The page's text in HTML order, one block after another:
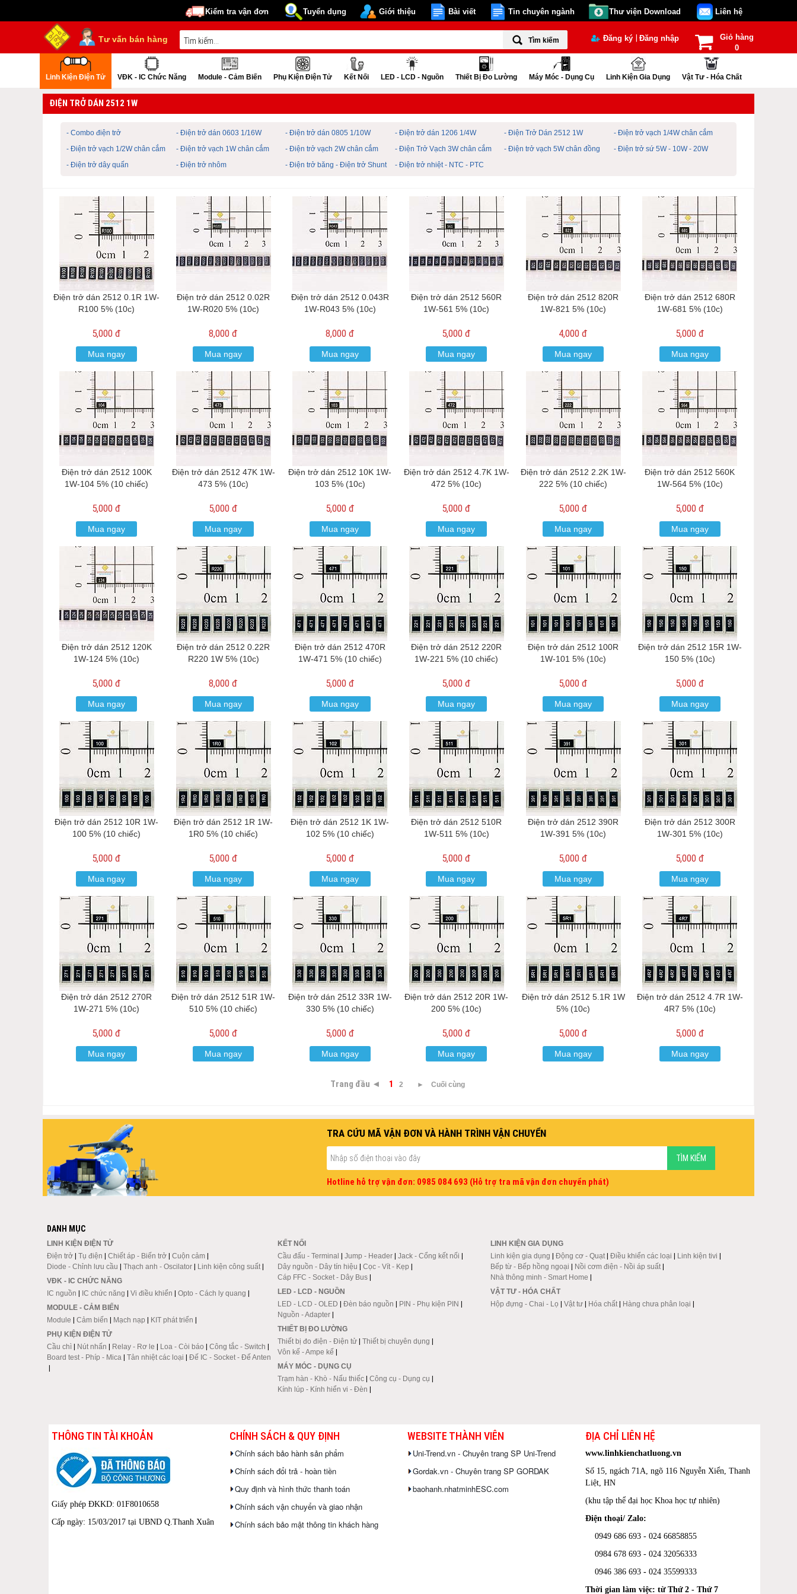
Kiểm tra vận đơn Tuyển dụng Giới thiệu Bài viết Tin chuyên ngành Thư viện Download Liên hệ
Tư vấn bán hàng Tìm kiếm Đăng ký |Đăng nhập
Giỏ hàng
0
Linh Kiện Điện Tử VĐK - IC Chức Năng Module - Cảm Biến Phụ Kiện Điện Tử Kết Nối LED - LCD - Nguồn Thiết Bị Đo Lường Máy Móc - Dụng Cụ Linh Kiện Gia Dụng Vật Tư - Hóa Chất
ĐIỆN TRỞ DÁN 2512 1W
- Combo điện trở - Điện trở dán 0603 1/16W - Điện trở dán 0805 1/10W - Điện trở dán 1206 1/4W - Điện Trở Dán 2512 1W
- Điện trở vạch 1/4W chân cắm
- Điện trở vạch 1/2W chân cắm
- Điện trở vạch 1W chân cắm - Điện trở vạch 2W chân cắm - Điện Trở Vạch 3W chân cắm - Điện trở vạch 5W chân đồng
- Điện trở sứ 5W - 10W - 20W
- Điện trở dây quấn
- Điện trở nhôm - Điện trở băng - Điện trở Shunt - Điện trở nhiệt - NTC - PTC
Điện trở dán 2512 0.1R 1W-
R100 5% (10c)
5,000 đ
Mua ngay
Điện trở dán 2512 0.02R
1W-R020 5% (10c)
8,000 đ
Mua ngay
Điện trở dán 2512 0.043R
1W-R043 5% (10c)
8,000 đ
Mua ngay
Điện trở dán 2512 560R
1W-561 5% (10c)
5,000 đ
Mua ngay
Điện trở dán 2512 820R
1W-821 5% (10c)
4,000 đ
Mua ngay
Điện trở dán 2512 680R
1W-681 5% (10c)
5,000 đ
Mua ngay
Điện trở dán 2512 100K
1W-104 5% (10 chiếc)
5,000 đ
Mua ngay
Điện trở dán 2512 47K 1W-
473 5% (10c)
5,000 đ
Mua ngay
Điện trở dán 2512 10K 1W-
103 5% (10c)
5,000 đ
Mua ngay
Điện trở dán 2512 4.7K 1W-
472 5% (10c)
5,000 đ
Mua ngay
Điện trở dán 2512 2.2K 1W-
222 5% (10 chiếc)
5,000 đ
Mua ngay
Điện trở dán 2512 560K
1W-564 5% (10c)
5,000 đ
Mua ngay
Điện trở dán 2512 120K
1W-124 5% (10c)
5,000 đ
Mua ngay
Điện trở dán 2512 0.22R
R220 1W 5% (10c)
8,000 đ
Mua ngay
Điện trở dán 2512 470R
1W-471 5% (10 chiếc)
5,000 đ
Mua ngay
Điện trở dán 2512 220R
1W-221 5% (10 chiếc)
5,000 đ
Mua ngay
Điện trở dán 2512 100R
1W-101 5% (10c)
5,000 đ
Mua ngay
Điện trở dán 2512 15R 1W-
150 5% (10c)
5,000 đ
Mua ngay
Điện trở dán 2512 10R 1W-
100 5% (10 chiếc)
5,000 đ
Mua ngay
Điện trở dán 2512 1R 1W-
1R0 5% (10 chiếc)
5,000 đ
Mua ngay
Điện trở dán 2512 1K 1W-
102 5% (10 chiếc)
5,000 đ
Mua ngay
Điện trở dán 2512 510R
1W-511 5% (10c)
5,000 đ
Mua ngay
Điện trở dán 2512 390R
1W-391 5% (10c)
5,000 đ
Mua ngay
Điện trở dán 2512 300R
1W-301 5% (10c)
5,000 đ
Mua ngay
Điện trở dán 2512 270R
1W-271 5% (10c)
5,000 đ
Mua ngay
Điện trở dán 2512 51R 1W-
510 5% (10 chiếc)
5,000 đ
Mua ngay
Điện trở dán 2512 33R 1W-
330 5% (10 chiếc)
5,000 đ
Mua ngay
Điện trở dán 2512 20R 1W-
200 5% (10c)
5,000 đ
Mua ngay
Điện trở dán 2512 5.1R 1W
5% (10c)
5,000 đ
Mua ngay
Điện trở dán 2512 4.7R 1W-
4R7 5% (10c)
5,000 đ
Mua ngay
Trang đầu ◄ 1 2 ► Cuối cùng
TRA CỨU MÃ VẬN ĐƠN VÀ HÀNH TRÌNH VẬN CHUYỂN
Hotline hỗ trợ vận đơn: 0985 084 693 (Hỗ trợ tra mã vận đơn chuyển phát)
DANH MỤC
LINH KIỆN ĐIỆN TỬ
Điện trở| Tụ điện | Chiết áp - Biến trở| Cuộn cảm|
Diode - Chỉnh lưu cầu | Thạch anh - Oscilator| Linh kiện công suất|
VĐK - IC CHỨC NĂNG
IC nguồn | IC chức năng | Vi điều khiển | Opto - Cách ly quang |
MODULE - CẢM BIẾN
Module | Cảm biến | Mạch nạp | KIT phát triển |
PHỤ KIỆN ĐIỆN TỬ
Cầu chì| Nút nhấn | Relay - Rơ le | Loa - Còi báo | Công tắc - Switch |
Board test - Phíp - Mica | Tản nhiệt các loại | Đế IC - Socket - Đế Anten
|
KẾT NỐI
Cầu đấu - Terminal | Jump - Header| Jack - Cổng kết nối |
Dây nguồn - Dây tín hiệu | Cọc - Vít - Kẹp |
Cáp FFC - Socket - Dây Bus|
LED - LCD - NGUỒN
LED - LCD - OLED | Đèn báo nguồn | PIN - Phụ kiện PIN |
Nguồn - Adapter|
THIẾT BỊ ĐO LƯỜNG
Thiết bị đo điện - Điện tử| Thiết bị chuyên dụng |
Vôn kế - Ampe kế |
MÁY MÓC - DỤNG CỤ
Trạm hàn - Khò - Nấu thiếc| Công cụ - Dụng cụ |
Kính lúp - Kính hiển vi - Đèn |
LINH KIỆN GIA DỤNG
Linh kiện gia dụng |Động cơ - Quạt |Điều khiển các loại | Linh kiện tivi |
Bếp từ - Bếp hồng ngoại | Nồi cơm điện - Nồi áp suất |
Nhà thông minh - Smart Home |
VẬT TƯ - HÓA CHẤT
Hộp đựng - Chai - Lọ |Vật tư | Hóa chất | Hàng chưa phân loại |
THÔNG TIN TÀI KHOẢN
Giấy phép ĐKKD: 01F8010658
Cấp ngày: 15/03/2017 tại UBND Q.Thanh Xuân
CHÍNH SÁCH & QUY ĐỊNH
Chính sách bảo hành sản phẩm
Chính sách đổi trả - hoàn tiền
Quy định và hình thức thanh toán
Chính sách vận chuyển và giao nhận
Chính sách bảo mật thông tin khách hàng
WEBSITE THÀNH VIÊN
Uni-Trend.vn - Chuyên trang SP Uni-Trend
Gordak.vn - Chuyên trang SP GORDAK
baohanh.nhatminhESC.com
ĐỊA CHỈ LIÊN HỆ
www.linhkienchatluong.vn
Số 15, ngách 71A, ngõ 116 Nguyễn Xiển, Thanh
Liệt, HN
(khu tập thể đại học Khoa học tự nhiên)
Điện thoại/ Zalo:
0949 686 693 - 024 66858855
0984 678 693 - 024 32056333
0946 386 693 - 024 35599333
Thời gian làm việc: từ Thứ 2 - Thứ 7